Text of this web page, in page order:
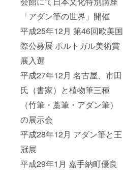
「アダン筆の世界」開催
平成25年12月 第46回欧美国
際公募展 ポルトガル美術賞
展入選
平成27年12月 名古屋、市田
氏（書家）と植物筆三種
（竹筆・藁筆・アダン筆）
の展示会
平成28年12月 アダン筆と王
冠展
平成29年1月 嘉手納町優良